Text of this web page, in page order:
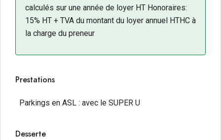
de surface adaptée à chaque projet.
Livraison brut de béton, hors d’eau, hors d’air,
fourreaux des fluides en attente.
totale selon le concept de l’enseigne.
stationnement optimisés pour la clientèle.
renseignement complémentaire ou pour organiser
calculés sur une année de loyer HT Honoraires:
15% HT + TVA du montant du loyer annuel HTHC à
la charge du preneur
Prestations
Parkings en ASL : avec le SUPER U
Desserte